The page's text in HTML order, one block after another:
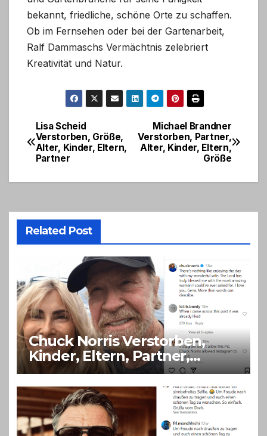
bekannt, friedliche, schöne Orte zu schaffen.
Ob im Fernsehen oder bei der Gartenarbeit,
Ralf Dammaschs Vermächtnis zelebriert
Kreativität und Natur.
Post
navigation
Michael Brandner
Verstorben, Partner,
Alter, Kinder, Eltern,
Größe
Lisa Scheid
Verstorben, Größe,
Alter, Kinder, Eltern,
Partner
Related Post
Chuck Norris Verstorben,
Kinder, Eltern, Partner,
Vermögen, Alter